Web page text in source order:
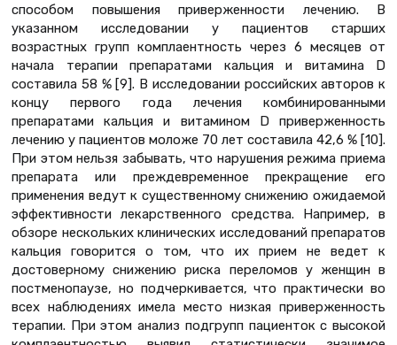
способом повышения приверженности лечению. В
указанном исследовании у пациентов старших
возрастных групп комплаентность через 6 месяцев от
начала терапии препаратами кальция и витамина D
составила 58 % [9]. В исследовании российских авторов к
концу первого года лечения комбинированными
препаратами кальция и витамином D приверженность
лечению у пациентов моложе 70 лет составила 42,6 % [10].
При этом нельзя забывать, что нарушения режима приема
препарата или преждевременное прекращение его
применения ведут к существенному снижению ожидаемой
эффективности лекарственного средства. Например, в
обзоре нескольких клинических исследований препаратов
кальция говорится о том, что их прием не ведет к
достоверному снижению риска переломов у женщин в
постменопаузе, но подчеркивается, что практически во
всех наблюдениях имела место низкая приверженность
терапии. При этом анализ подгрупп пациенток с высокой